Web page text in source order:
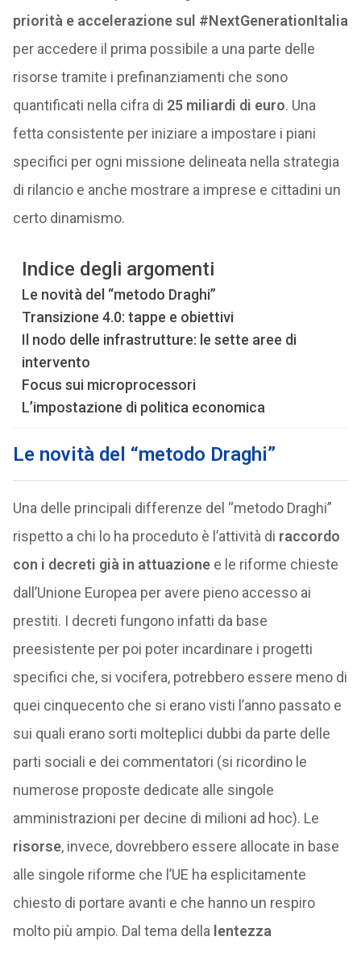
priorità e accelerazione sul #NextGenerationItalia
per accedere il prima possibile a una parte delle
risorse tramite i prefinanziamenti che sono
quantificati nella cifra di 25 miliardi di euro. Una
fetta consistente per iniziare a impostare i piani
specifici per ogni missione delineata nella strategia
di rilancio e anche mostrare a imprese e cittadini un
certo dinamismo.
Indice degli argomenti
Le novità del “metodo Draghi”
Transizione 4.0: tappe e obiettivi
Il nodo delle infrastrutture: le sette aree di
intervento
Focus sui microprocessori
L’impostazione di politica economica
Le novità del “metodo Draghi”
Una delle principali differenze del “metodo Draghi”
rispetto a chi lo ha proceduto è l’attività di raccordo
con i decreti già in attuazionee le riforme chieste
dall’Unione Europea per avere pieno accesso ai
prestiti. I decreti fungono infatti da base
preesistente per poi poter incardinare i progetti
specifici che, si vocifera, potrebbero essere meno di
quei cinquecento che si erano visti l’anno passato e
sui quali erano sorti molteplici dubbi da parte delle
parti sociali e dei commentatori (si ricordino le
numerose proposte dedicate alle singole
amministrazioni per decine di milioni ad hoc). Le
risorse, invece, dovrebbero essere allocate in base
alle singole riforme che l’UE ha esplicitamente
chiesto di portare avanti e che hanno un respiro
molto più ampio. Dal tema della lentezza